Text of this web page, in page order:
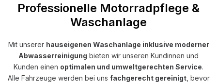
Professionelle Motorradpflege &
Waschanlage
Mit unserer hauseigenen Waschanlage inklusive moderner
Abwasserreinigung bieten wir unseren Kundinnen und
Kunden einen optimalen und umweltgerechten Service.
Alle Fahrzeuge werden bei uns fachgerecht gereinigt, bevor